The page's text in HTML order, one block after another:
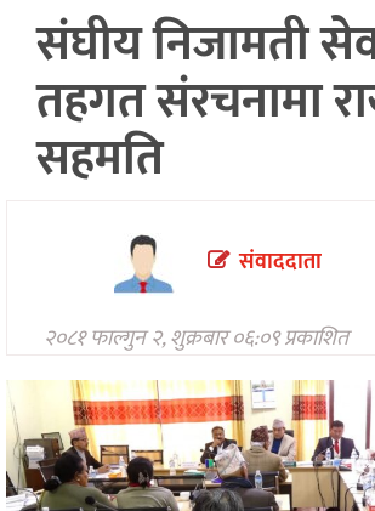
अर्थतन्त्र
स्वास्थ्य
शिक्षा
प्रदेश
अन्तर्राष्ट्रिय
अन्तरवार्ता/
विचार
थप
संघीय निजामती
तहगत संरचनामा
सहमति
संवाददाता
२०८१ फाल्गुन २, शुक्रबार ०६:०९ प्रकाशित